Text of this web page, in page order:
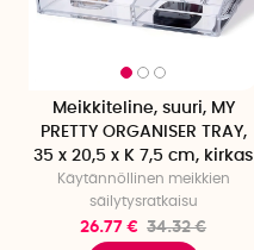
Meikkiteline, suuri, MY
PRETTY ORGANISER TRAY,
35 x 20,5 x K 7,5 cm, kirkas
Käytännöllinen meikkien
säilytysratkaisu
26.77 € 34.32 €